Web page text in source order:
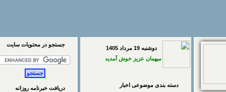
دوشنبه 19 مرداد 1405
میهمان عزیز خوش آمدید
دسته بندی موضوعی اخبار
جستجو در محتويات سايت
دریافت خبرنامه روزانه